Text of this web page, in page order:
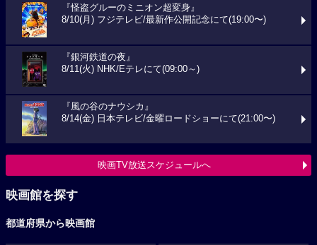
『怪盗グルーのミニオン超変身』
8/10(月) フジテレビ/最新作公開記念にて(19:00〜)
『銀河鉄道の夜』
8/11(火) NHK/Eテレにて(09:00～)
『風の谷のナウシカ』
8/14(金) 日本テレビ/金曜ロードショーにて(21:00〜)
映画TV放送スケジュールへ
映画館を探す
都道府県から映画館